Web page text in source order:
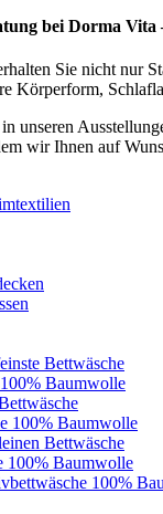
bei Dorma
Sie nicht nur
Körperform,
unseren
wir Ihnen auf
Bettwäsche
Baumwolle
100% Baumwolle
Bettwäsche
100% Baumwolle
100%